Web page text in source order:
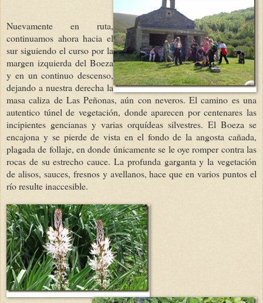
Nuevamente en ruta,
continuamos ahora hacia el
sur siguiendo el curso por la
margen izquierda del Boeza
y en un continuo descenso,
dejando a nuestra derecha la
masa caliza de Las Peñonas, aún con neveros. El camino es una
autentico túnel de vegetación, donde aparecen por centenares las
incipientes gencianas y varias orquídeas silvestres. El Boeza se
encajona y se pierde de vista en el fondo de la angosta cañada,
plagada de follaje, en donde únicamente se le oye romper contra las
rocas de su estrecho cauce. La profunda garganta y la vegetación
de alisos, sauces, fresnos y avellanos, hace que en varios puntos el
río resulte inaccesible.